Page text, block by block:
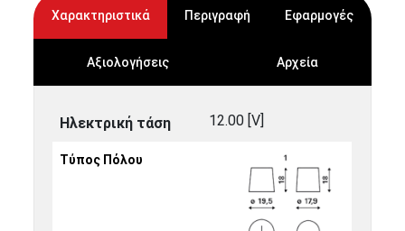
Χαρακτηριστικά Περιγραφή Εφαρμογές
Αξιολογήσεις Αρχεία
Ηλεκτρική τάση 12.00 [V]
Τύπος Πόλου